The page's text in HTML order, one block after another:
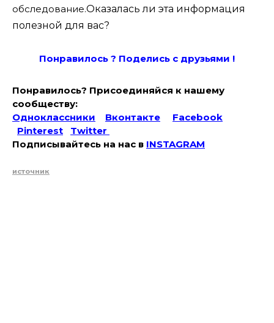
обследование.Оказалась ли эта информация
полезной для вас?
Понравилось ? Поделись с друзьями !
Понравилось? Присоединяйся к нашему
сообществу:
Одноклассники
Вконтакте
Facebook
Pinterest
Twitter
Подписывайтесь на наc в INSTAGRAM
источник